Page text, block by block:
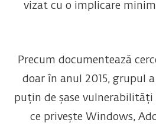
vizat cu o implicare
Precum documentează
doar în anul 2015, grupul
puțin de șase vulnerabilități
ce privește Windows,